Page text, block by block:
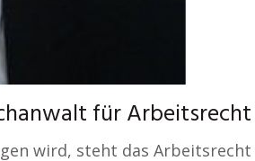
für
wird, steht das